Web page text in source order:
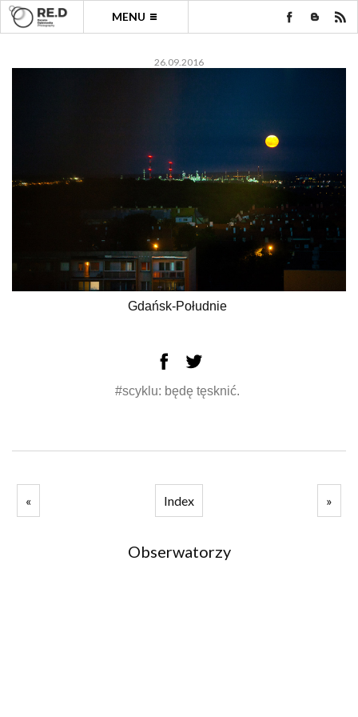
MENU
26.09.2016
Gdańsk-Południe
#scyklu: będę tęsknić.
« Index »
Obserwatorzy